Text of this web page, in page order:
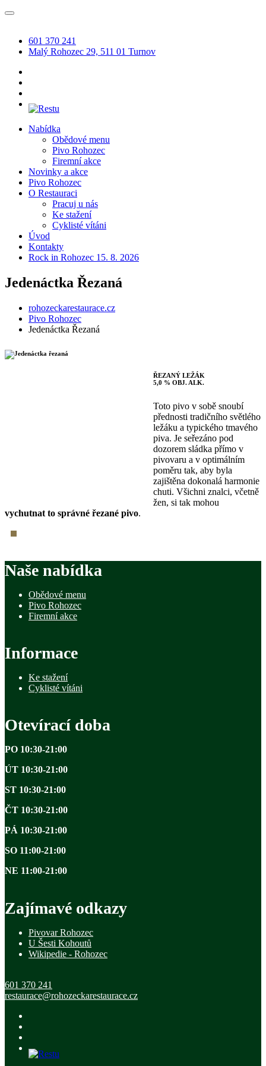
601 370 241
Malý Rohozec 29, 511 01 Turnov
Nabídka
Obědové menu
Pivo Rohozec
Firemní akce
Novinky a akce
Pivo Rohozec
O Restauraci
Pracuj u nás
Ke stažení
Cyklisté vítáni
Úvod
Kontakty
Rock in Rohozec 15. 8. 2026
Jedenáctka Řezaná
rohozeckarestaurace.cz
Pivo Rohozec
Jedenáctka Řezaná
ŘEZANÝ LEŽÁK
5,0 % OBJ. ALK.
Toto pivo v sobě snoubí
přednosti tradičního světlého
ležáku a typického tmavého
piva. Je seřezáno pod
dozorem sládka přímo v
pivovaru a v optimálním
poměru tak, aby byla
zajištěna dokonalá harmonie
chuti. Všichni znalci, včetně
žen, si tak mohou
vychutnat to správné řezané pivo.
Naše nabídka
Obědové menu
Pivo Rohozec
Firemní akce
Informace
Ke stažení
Cyklisté vítáni
Otevírací doba
PO 10:30-21:00
ÚT 10:30-21:00
ST 10:30-21:00
ČT 10:30-21:00
PÁ 10:30-21:00
SO 11:00-21:00
NE 11:00-21:00
Zajímavé odkazy
Pivovar Rohozec
U Šesti Kohoutů
Wikipedie - Rohozec
601 370 241
restaurace@rohozeckarestaurace.cz